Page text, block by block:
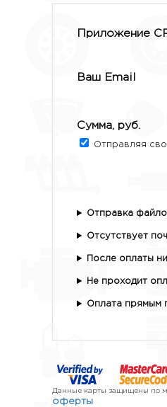
Приложение
Ваш Email
Сумма, руб.
Отправляя
Отправка
Отсутствует
После оплаты
Не проходит
Оплата прямым
Данные карты защищены по
оферты